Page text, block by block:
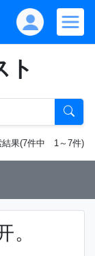
ト
結果(7件中 1～7件)
。